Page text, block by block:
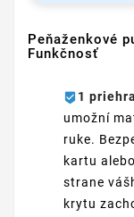
Peňaženkové
Funkčnosť
1
umožní
ruke.
kartu
strane
krytu